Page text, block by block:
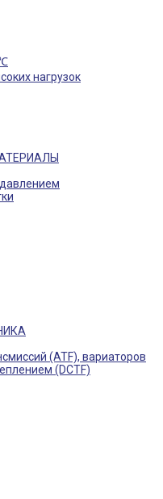
нагрузок
(ATF), вариаторов
(DCTF)